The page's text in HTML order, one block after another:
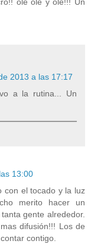
2013 a las 17:17
a la rutina... Un
13:00
con el tocado y la luz
merito hacer un
gente alrededor.
difusión!!! Los de
contigo.